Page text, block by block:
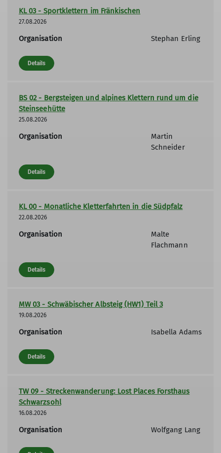
KL 03 - Sportklettern im Fränkischen
27.08.2026
Organisation Stephan Erling
Details
BS 02 - Bergsteigen und alpines Klettern rund um die
Steinseehütte
25.08.2026
Organisation
Martin
Schneider
Details
KL 00 - Monatliche Kletterfahrten in die Südpfalz
22.08.2026
Organisation
Malte
Flachmann
Details
MW 03 - Schwäbischer Albsteig (HW1) Teil 3
19.08.2026
Organisation Isabella Adams
Details
TW 09 - Streckenwanderung: Lost Places Forsthaus
Schwarzsohl
16.08.2026
Organisation Wolfgang Lang